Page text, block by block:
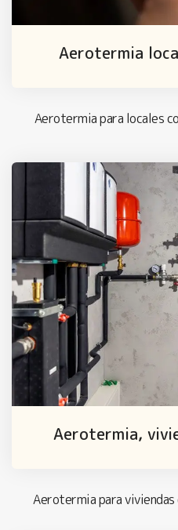
Aerotermia
Aerotermia para locales
Aerotermia,
Aerotermia para